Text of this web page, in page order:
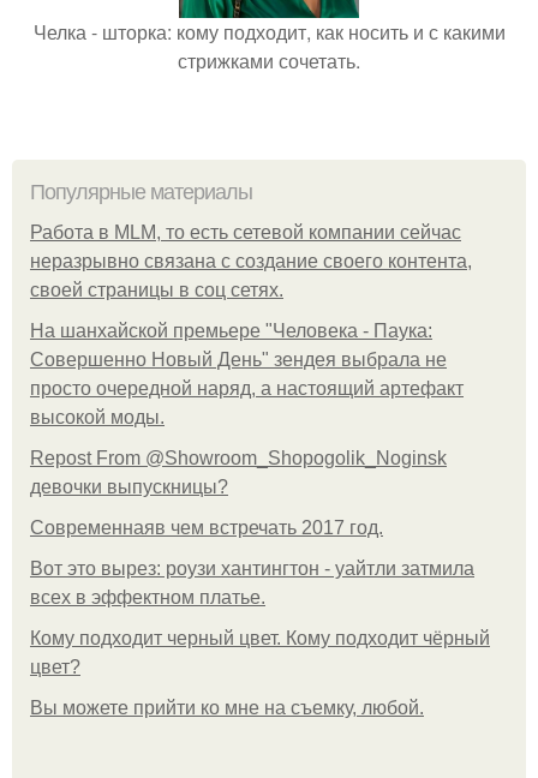
Челка - шторка: кому подходит, как носить и с какими
стрижками сочетать.
Популярные материалы
Работа в MLM, то есть сетевой компании сейчас
неразрывно связана с создание своего контента,
своей страницы в соц сетях.
На шанхайской премьере "Человека - Паука:
Совершенно Новый День" зендея выбрала не
просто очередной наряд, а настоящий артефакт
высокой моды.
Repost From @Showroom_Shopogolik_Noginsk
девочки выпускницы?
Современнаяв чем встречать 2017 год.
Вот это вырез: роузи хантингтон - уайтли затмила
всех в эффектном платьe.
Кому подходит черный цвет. Кому подходит чёрный
цвет?
Вы можете прийти ко мне на съемку, любой.